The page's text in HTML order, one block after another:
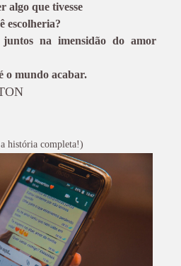
algo que tivesse
escolheria?
juntos na imensidão do amor
o mundo acabar.
história completa!)